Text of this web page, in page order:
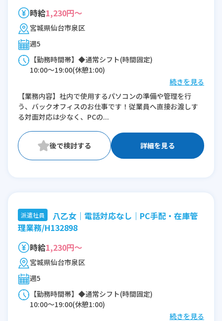
時給1,230円～
宮城県仙台市泉区
週5
【勤務時間帯】◆通常シフト(時間固定)
10:00〜19:00(休憩1:00)
※残業：0〜10時間程度/月
続きを見る
【業務内容】社内で使用するパソコンの準備や管理を行
う、バックオフィスのお仕事です！従業員へ直接お渡しす
る対面対応は少なく、PCの...
詳細を見る
派遣社員
八乙女｜電話対応なし｜PC手配・在庫管
理業務/H132898
時給1,230円～
宮城県仙台市泉区
週5
【勤務時間帯】◆通常シフト(時間固定)
10:00〜19:00(休憩1:00)
続きを見る